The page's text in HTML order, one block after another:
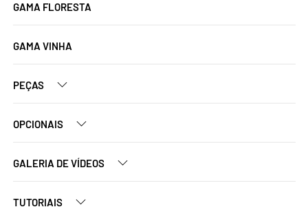
GAMA FLORESTA
GAMA VINHA
PEÇAS
OPCIONAIS
GALERIA DE VÍDEOS
TUTORIAIS